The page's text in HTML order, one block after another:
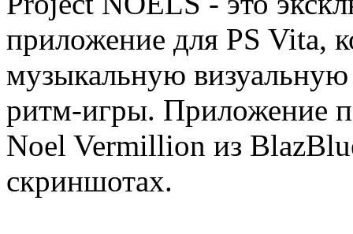
приложение для PS Vita,
музыкальную
ритм-игры. Приложение
Noel Vermillion из
скриншотах.